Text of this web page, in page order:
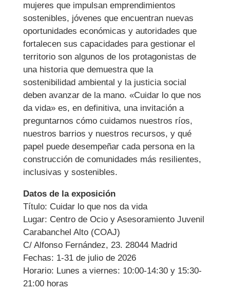
mujeres que impulsan emprendimientos
sostenibles, jóvenes que encuentran nuevas
oportunidades económicas y autoridades que
fortalecen sus capacidades para gestionar el
territorio son algunos de los protagonistas de
una historia que demuestra que la
sostenibilidad ambiental y la justicia social
deben avanzar de la mano. «Cuidar lo que nos
da vida» es, en definitiva, una invitación a
preguntarnos cómo cuidamos nuestros ríos,
nuestros barrios y nuestros recursos, y qué
papel puede desempeñar cada persona en la
construcción de comunidades más resilientes,
inclusivas y sostenibles.
Datos de la exposición
Título: Cuidar lo que nos da vida
Lugar: Centro de Ocio y Asesoramiento Juvenil
Carabanchel Alto (COAJ)
C/ Alfonso Fernández, 23. 28044 Madrid
Fechas: 1-31 de julio de 2026
Horario: Lunes a viernes: 10:00-14:30 y 15:30-
21:00 horas